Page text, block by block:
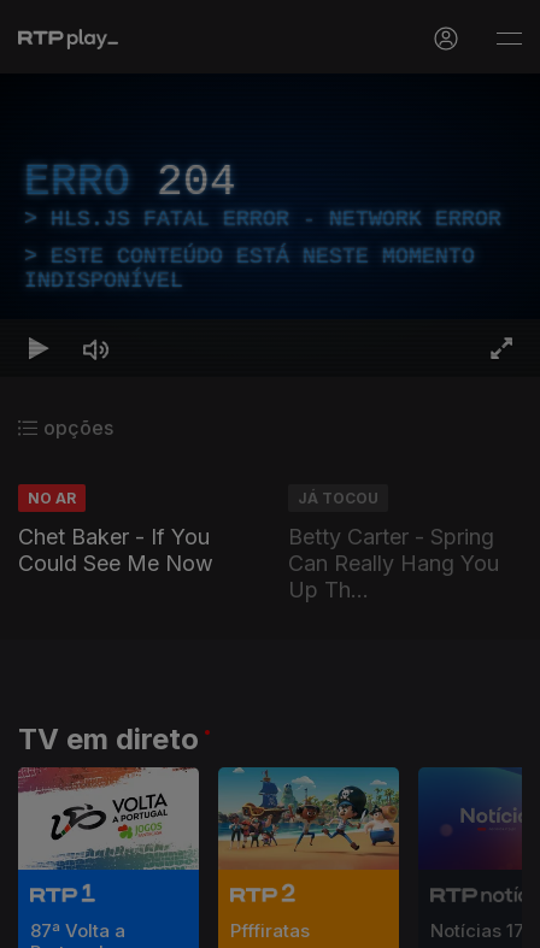
ERRO 204
HLS.JS FATAL ERROR - NETWORK ERROR
ESTE CONTEÚDO ESTÁ NESTE MOMENTO
INDISPONÍVEL
opções
NO AR
Chet Baker - If You
Could See Me Now
JÁ TOCOU
Betty Carter - Spring
Can Really Hang You
Up Th...
TV em direto
87ª Volta a
Pfffiratas Notícias 17